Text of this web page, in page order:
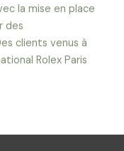
la mise en place
des
clients venus à
Rolex Paris